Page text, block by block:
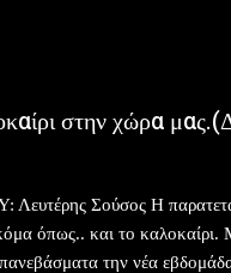
στην χώρα
Σούσος Η
όπως.. και το καλοκαίρι.
την νέα